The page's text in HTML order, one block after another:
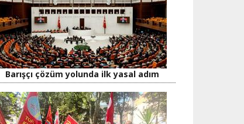
Barışçı çözüm yolunda ilk yasal adım